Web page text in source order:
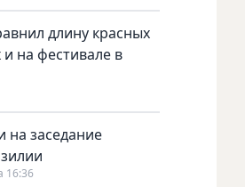
длину красных
на фестивале в
заседание
16:36